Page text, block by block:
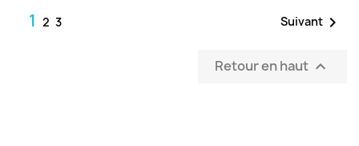
1 2 3 Suivant 
Retour en haut 